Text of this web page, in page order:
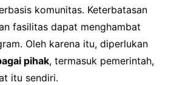
komunitas. Keterbatasan
fasilitas dapat menghambat
Oleh karena itu, diperlukan
pihak, termasuk pemerintah,
itu sendiri.